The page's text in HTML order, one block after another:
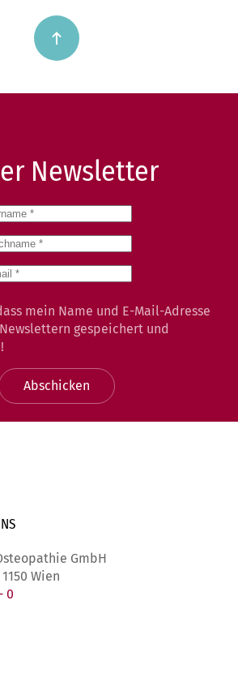
Newsletter
mein Name und E-Mail-Adresse
gespeichert und
Abschicken
GmbH
Wien
0